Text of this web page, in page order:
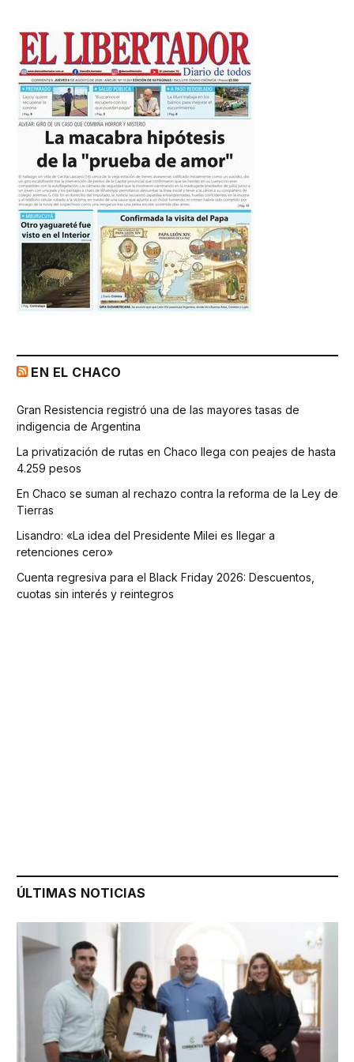
EN EL CHACO
Gran Resistencia registró una de las mayores tasas de
indigencia de Argentina
La privatización de rutas en Chaco llega con peajes de hasta
4.259 pesos
En Chaco se suman al rechazo contra la reforma de la Ley de
Tierras
Lisandro: «La idea del Presidente Milei es llegar a
retenciones cero»
Cuenta regresiva para el Black Friday 2026: Descuentos,
cuotas sin interés y reintegros
ÚLTIMAS NOTICIAS